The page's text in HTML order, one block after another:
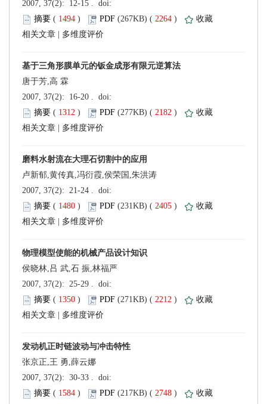
( ) 2264 )
唐于芳,高 霖
( ) 2182 )
卢新郁,黄传真,冯衍霞,侯荣国,朱洪涛
( ) 2405 )
侯晓林,吕 武,石 振,林福严
( ) 2212 )
张京正,王 勇,薛云娜
( ) 2748 )